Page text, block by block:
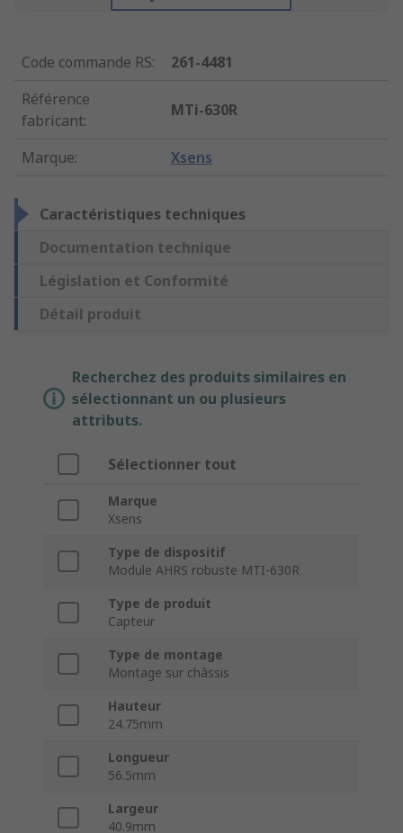
Code commande RS:
261-4481
Référence
fabricant:
MTi-630R
Marque: Xsens
Caractéristiques techniques
Documentation technique
Législation et Conformité
Détail produit
Recherchez des produits similaires en
sélectionnant un ou plusieurs
attributs.
Sélectionner tout
Marque
Xsens
Type de dispositif
Module AHRS robuste MTI-630R
Type de produit
Capteur
Type de montage
Montage sur châssis
Hauteur
24.75mm
Longueur
56.5mm
Largeur
40.9mm